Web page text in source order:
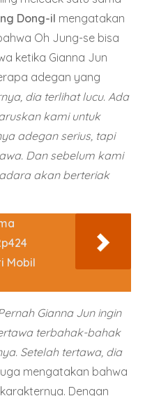
Dong-il mengatakan
Oh Jung-se bisa
ketika Gianna Jun
adegan yang
dia terlihat lucu. Ada
kami untuk
adegan serius, tapi
Dan sebelum kami
akan berteriak
Mobil
Gianna Jun ingin
terbahak-bahak
Setelah tertawa, dia
mengatakan bahwa
Dengan